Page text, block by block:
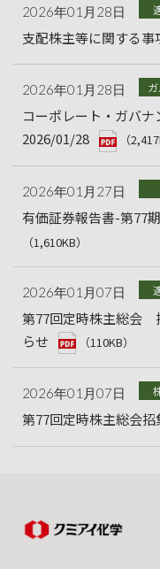
2026年01月28日
支配株主等に関する事
2026年01月28日
コーポレート・ガバ
2026/01/28
（
2026年01月27日
有価証券報告書-第77
（1,610KB）
2026年01月07日
第77回定時株主総会
らせ
（110KB）
2026年01月07日
第77回定時株主総会招